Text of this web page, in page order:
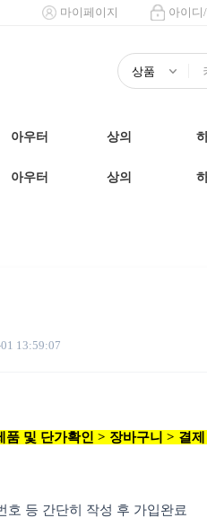
마이페이지 아이디
아우터 상의
아우터 상의
13:59:07
품 및 단가확인 > 장바구니 > 결
호 등 간단히 작성 후 가입완료